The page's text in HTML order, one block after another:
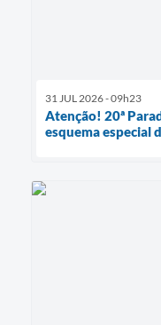
31 JUL 2026 - 09h23
Atenção! 20ª
esquema especial